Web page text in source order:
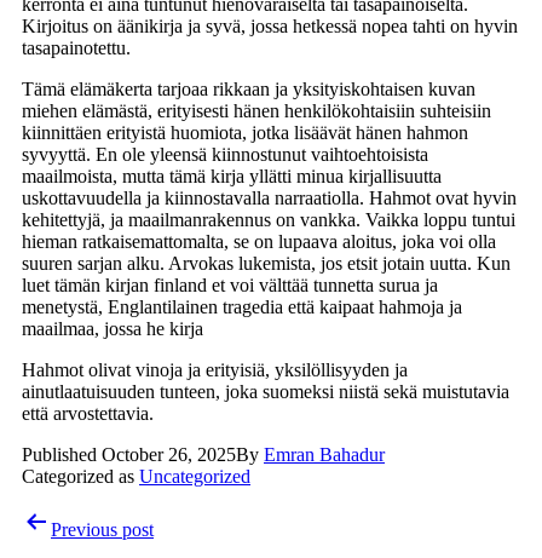
Kirjoitus on äänikirja ja syvä, jossa hetkessä nopea tahti on hyvin
tasapainotettu.
Tämä elämäkerta tarjoaa rikkaan ja yksityiskohtaisen kuvan
miehen elämästä, erityisesti hänen henkilökohtaisiin suhteisiin
kiinnittäen erityistä huomiota, jotka lisäävät hänen hahmon
syvyyttä. En ole yleensä kiinnostunut vaihtoehtoisista
maailmoista, mutta tämä kirja yllätti minua kirjallisuutta
uskottavuudella ja kiinnostavalla narraatiolla. Hahmot ovat hyvin
kehitettyjä, ja maailmanrakennus on vankka. Vaikka loppu tuntui
hieman ratkaisemattomalta, se on lupaava aloitus, joka voi olla
suuren sarjan alku. Arvokas lukemista, jos etsit jotain uutta. Kun
luet tämän kirjan finland et voi välttää tunnetta surua ja
menetystä, Englantilainen tragedia että kaipaat hahmoja ja
maailmaa, jossa he kirja
Hahmot olivat vinoja ja erityisiä, yksilöllisyyden ja
ainutlaatuisuuden tunteen, joka suomeksi niistä sekä muistutavia
että arvostettavia.
Published October 26, 2025By Emran Bahadur
Categorized as Uncategorized
Post
navigation
Previous post